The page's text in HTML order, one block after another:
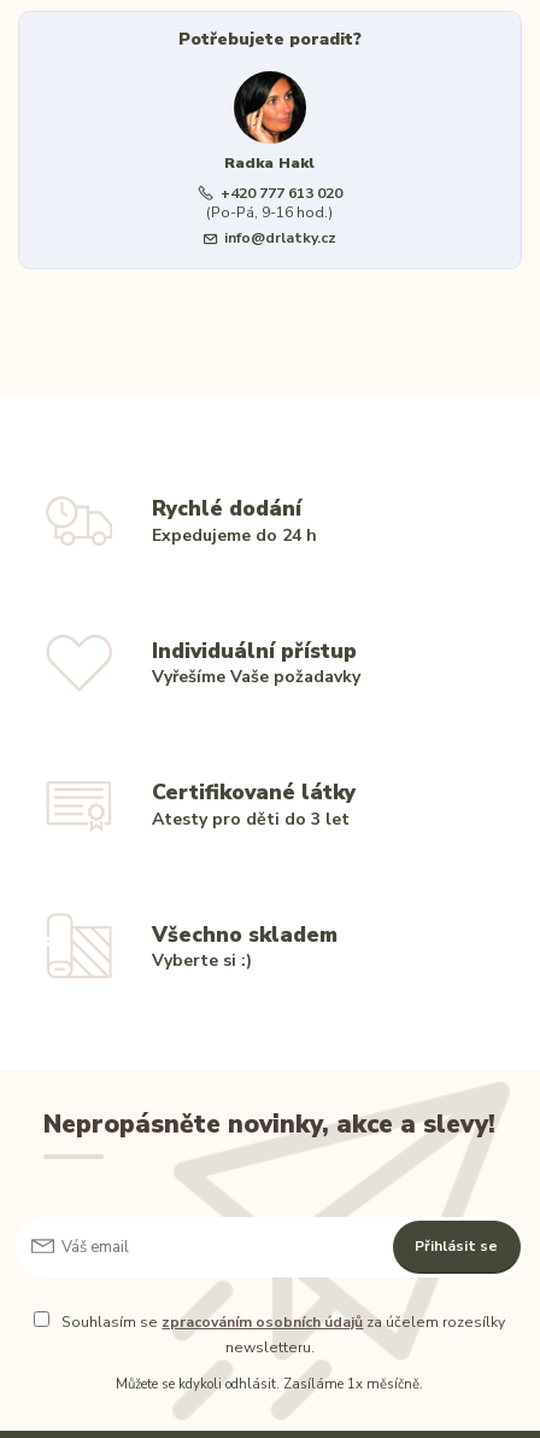
Potřebujete poradit?
Radka Hakl
+420 777 613 020
(Po-Pá, 9-16 hod.)
info@drlatky.cz
Rychlé dodání
Expedujeme do 24 h
Individuální přístup
Vyřešíme Vaše požadavky
Certifikované látky
Atesty pro děti do 3 let
Všechno skladem
Vyberte si :)
Nepropásněte novinky, akce a slevy!
Přihlásit se
Souhlasím se zpracováním osobních údajů za účelem rozesílky
newsletteru.
Můžete se kdykoli odhlásit. Zasíláme 1x měsíčně.